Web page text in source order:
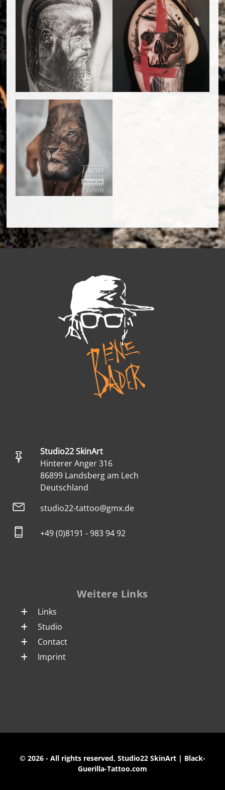
Studio22 SkinArt
Hinterer Anger 316
86899 Landsberg am Lech
Deutschland
studio22-tattoo@gmx.de
+49 (0)8191 - 983 94 92
Weitere Links
Links
Studio
Contact
Imprint
© 2026 - All rights reserved, Studio22 SkinArt | Black-
Guerilla-Tattoo.com